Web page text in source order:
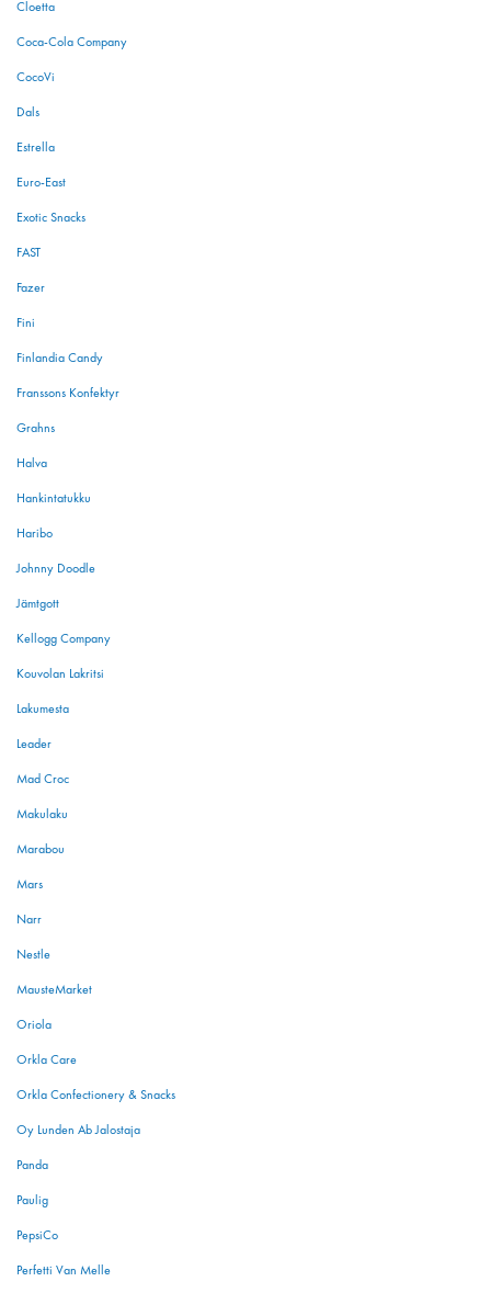
Cloetta
Coca-Cola Company
CocoVi
Dals
Estrella
Euro-East
Exotic Snacks
FAST
Fazer
Fini
Finlandia Candy
Franssons Konfektyr
Grahns
Halva
Hankintatukku
Haribo
Johnny Doodle
Jämtgott
Kellogg Company
Kouvolan Lakritsi
Lakumesta
Leader
Mad Croc
Makulaku
Marabou
Mars
Narr
Nestle
MausteMarket
Oriola
Orkla Care
Orkla Confectionery & Snacks
Oy Lunden Ab Jalostaja
Panda
Paulig
PepsiCo
Perfetti Van Melle